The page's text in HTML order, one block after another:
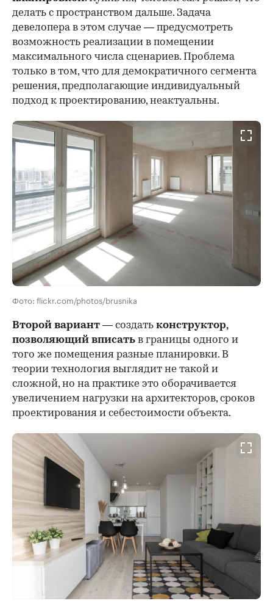
делать с пространством дальше. Задача
девелопера в этом случае — предусмотреть
возможность реализации в помещении
максимального числа сценариев. Проблема
только в том, что для демократичного сегмента
решения, предполагающие индивидуальный
подход к проектированию, неактуальны.
Фото: flickr.com/photos/brusnika
Второй вариант — создать конструктор,
позволяющий вписать в границы одного и
того же помещения разные планировки. В
теории технология выглядит не такой и
сложной, но на практике это оборачивается
увеличением нагрузки на архитекторов, сроков
проектирования и себестоимости объекта.